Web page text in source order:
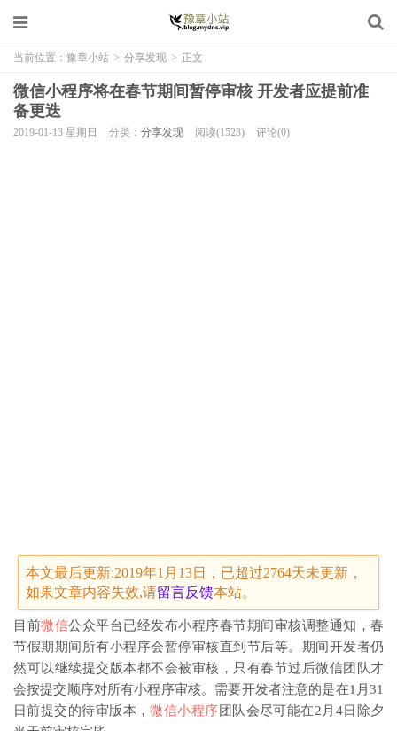
当前位置： 豫章小站 > 分享发现 > 正文
微信小程序将在春节期间暂停审核 开发者应提前准
备更迭
2019-01-13 星期日 分类： 分享发现 阅读(1523) 评论(0)
本文最后更新:2019年1月13日，已超过2764天未更新，
如果文章内容失效,请留言反馈本站。
目前微信公众平台已经发布小程序春节期间审核调整通知，春
节假期期间所有小程序会暂停审核直到节后等。期间开发者仍
然可以继续提交版本都不会被审核，只有春节过后微信团队才
会按提交顺序对所有小程序审核。需要开发者注意的是在1月31
日前提交的待审版本，微信小程序团队会尽可能在2月4日除夕